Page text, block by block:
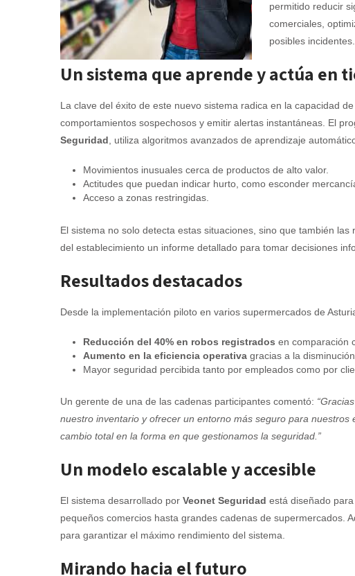
permitido reducir
comerciales,
posibles incidentes.
Un sistema que aprende y actúa en
La clave del éxito de este nuevo sistema radica en la capacidad
comportamientos sospechosos y emitir alertas instantáneas. El
Seguridad , utiliza algoritmos avanzados de aprendizaje
Movimientos inusuales cerca de productos de alto valor.
Actitudes que puedan indicar hurto, como esconder
Acceso a zonas restringidas.
El sistema no solo detecta estas situaciones, sino que también
del establecimiento un informe detallado para tomar decisiones
Resultados destacados
Desde la implementación piloto en varios supermercados de
Reducción del 40% en robos registrados en comparación
Aumento en la eficiencia operativagracias a la
Mayor seguridad percibida tanto por empleados como por
Un gerente de una de las cadenas participantes comentó:
nuestro inventario y ofrecer un entorno más seguro para
cambio total en la forma en que gestionamos la seguridad.”
Un modelo escalable y accesible
El sistema desarrollado por Veonet Seguridad está diseñado
pequeños comercios hasta grandes cadenas de supermercados.
para garantizar el máximo rendimiento del sistema.
Mirando hacia el futuro